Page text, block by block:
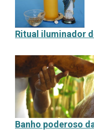
Ritual iluminador
Banho poderoso